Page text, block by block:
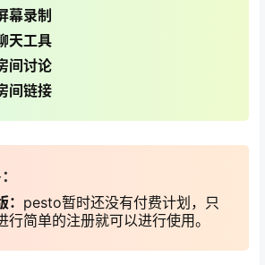
幕录制
天工具
间讨论
间链接
pesto暂时还没有付费计划，只
行简单的注册就可以进行使用。